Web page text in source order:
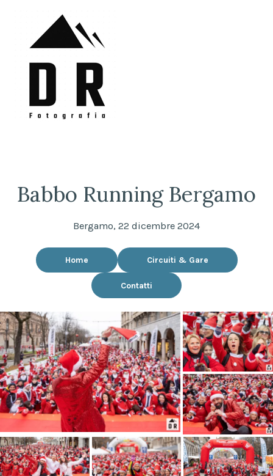
Babbo Running Bergamo
Bergamo, 22 dicembre 2024
Home Circuiti & Gare
Contatti